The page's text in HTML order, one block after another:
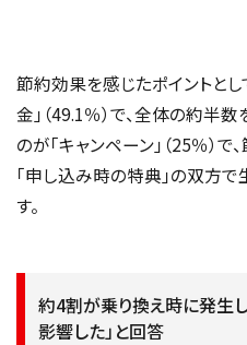
節約効果を感じたポイントと
金」（49.1％）で、全体の約半
のが「キャンペーン」（25％）
「申し込み時の特典」の双方
す。
約4割が乗り換え時に発生
影響した」と回答